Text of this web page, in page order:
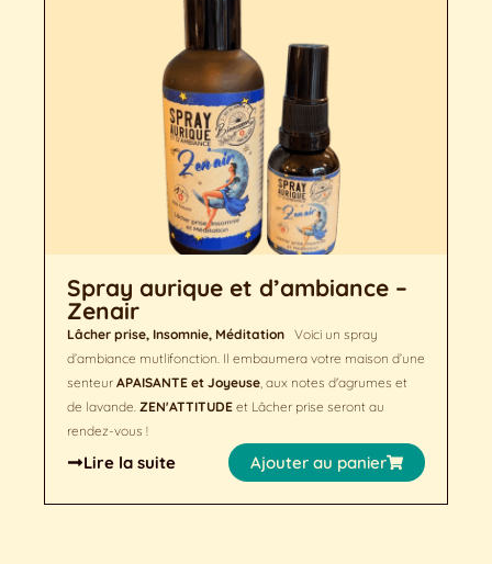
Spray aurique et d’ambiance –
Zenair
Lâcher prise, Insomnie, Méditation Voici un spray
d’ambiance mutlifonction. Il embaumera votre maison d’une
senteur APAISANTE et Joyeuse, aux notes d'agrumes et
de lavande. ZEN'ATTITUDE et Lâcher prise seront au
rendez-vous !
Lire la suite Ajouter au panier